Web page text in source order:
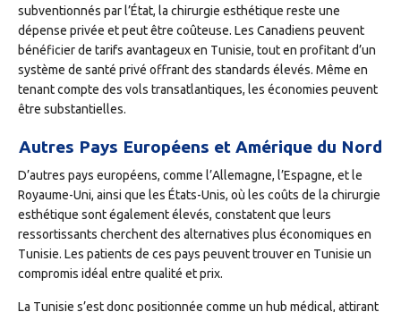
subventionnés par l’État, la chirurgie esthétique reste une
dépense privée et peut être coûteuse. Les Canadiens peuvent
bénéficier de tarifs avantageux en Tunisie, tout en profitant d’un
système de santé privé offrant des standards élevés. Même en
tenant compte des vols transatlantiques, les économies peuvent
être substantielles.
Autres Pays Européens et Amérique du Nord
D’autres pays européens, comme l’Allemagne, l’Espagne, et le
Royaume-Uni, ainsi que les États-Unis, où les coûts de la chirurgie
esthétique sont également élevés, constatent que leurs
ressortissants cherchent des alternatives plus économiques en
Tunisie. Les patients de ces pays peuvent trouver en Tunisie un
compromis idéal entre qualité et prix.
La Tunisie s’est donc positionnée comme un hub médical, attirant